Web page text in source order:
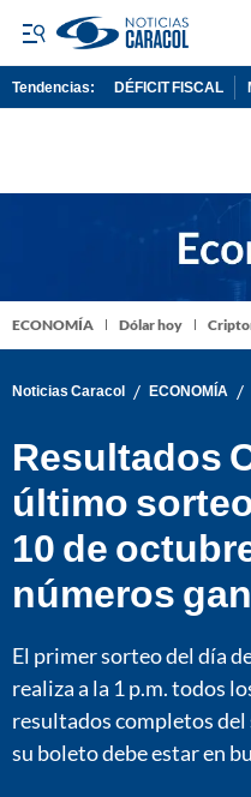
Tendencias: DÉFICIT FISCAL
ECONOMÍA Dólar hoy
Noticias Caracol / ECONOMÍA /
Resultados
último
10 de
números
El primer sorteo del día
realiza a la 1 p.m. todos
resultados completos
su boleto debe estar en